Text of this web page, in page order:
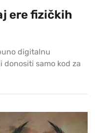
ere fizičkih
digitalnu
donositi samo kod za